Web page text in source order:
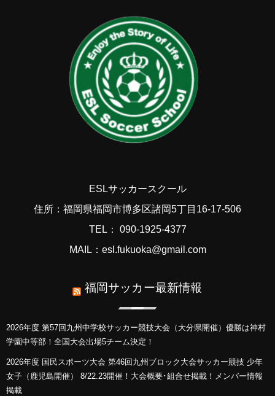
ESLサッカースクール
住所：福岡県福岡市博多区諸岡5丁目16-17-506
TEL： 090-1925-4377
MAIL：esl.fukuoka@gmail.com
福岡サッカー最新情報
2026年度 第57回九州中学校サッカー競技大会（大分県開催）優勝は神村
学園中等部！全国大会出場5チーム決定！
2026年度 国民スポーツ大会 第46回九州ブロック大会サッカー競技 少年
女子（鹿児島開催） 8/22.23開催！大会概要･組合せ掲載！メンバー情報
掲載